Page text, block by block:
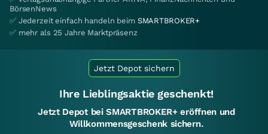
BörsenNews
✅ Jederzeit einfach handeln beim SMARTBROKER+
✅ mehr als 25 Jahre Marktpräsenz
Jetzt Depot sichern
Ihre Lieblingsaktie geschenkt!
Jetzt Depot bei SMARTBROKER+ eröffnen und
Willkommensgeschenk sichern.